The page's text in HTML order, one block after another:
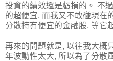
投資的績效還是虧損的。 不
的超便宜, 而我又不敢碰現在
分散持有便宜的金融股, 等它
再來的問題就是, 以往我大概
年波動性太大, 所以為了分散